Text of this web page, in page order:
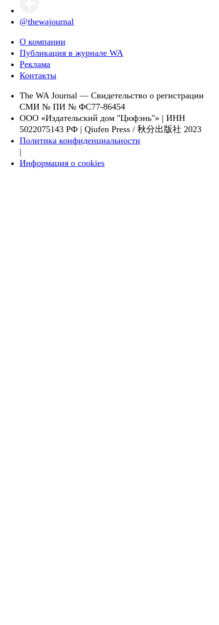
@thewajournal
О компании
Публикация в журнале WA
Реклама
Контакты
The WA Journal — Свидетельство о регистрации
СМИ № ПИ № ФС77-86454
ООО «Издательский дом "Цюфэнь"» | ИНН
5022075143 РФ | Qiufen Press / 秋分出版社 2023
Политика конфиденциальности
|
Информация о cookies